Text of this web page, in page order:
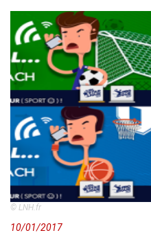
© LNH.fr
10/01/2017